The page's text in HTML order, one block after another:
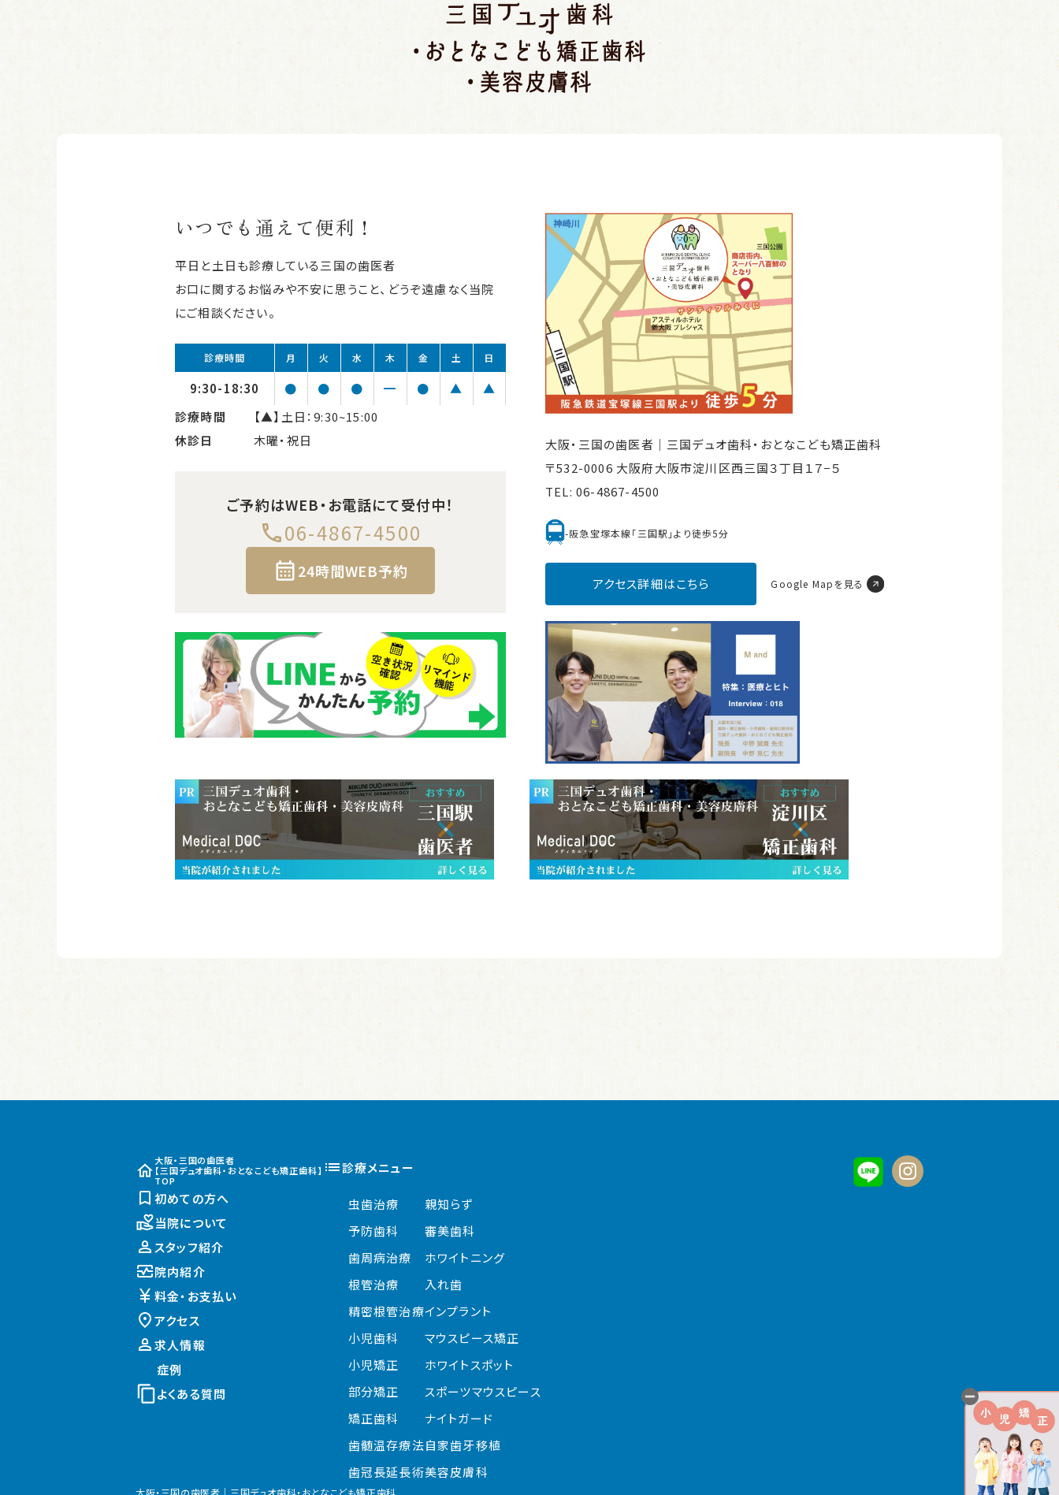
いつでも通えて便利！
平日と土日も診療している三国の歯医者
お口に関するお悩みや不安に思うこと、どうぞ遠慮なく当院
にご相談ください。
診療時間 月 火 水 木 金 土 日
9:30-18:30 ● ● ● ━ ● ▲
▲
診療時間
【▲】土日：9:30~15:00
休診日
木曜・祝日
ご予約はWEB・お電話にて受付中！
06-4867-4500
24時間WEB予約
大阪・三国の歯医者｜ 三国デュオ歯科・おとなこども矯正歯科
〒532-0006 大阪府大阪市淀川区西三国３丁目１７−５
TEL: 06-4867-4500
-阪急宝塚本線「三国駅」より徒歩5分
アクセス詳細はこちら Google Mapを見る
大阪・三国の歯医者
【三国デュオ歯科・おとなこども矯正歯科】
TOP
初めての方へ
当院について
スタッフ紹介
院内紹介
料金・お支払い
アクセス
求人情報
症例
よくある質問
診療メニュー
虫歯治療
予防歯科
歯周病治療
根管治療
精密根管治療
小児歯科
小児矯正
部分矯正
矯正歯科
歯髄温存療法
歯冠長延長術
親知らず
審美歯科
ホワイトニング
入れ歯
インプラント
マウスピース矯正
ホワイトスポット
スポーツマウスピース
ナイトガード
自家歯牙移植
美容皮膚科
大阪・三国の歯医者｜ 三国デュオ歯科・おとなこども矯正歯科